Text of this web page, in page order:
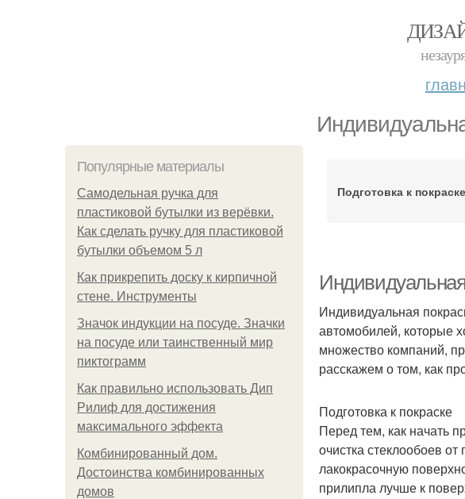
Популярные материалы
Самодельная ручка для
пластиковой бутылки из верёвки.
Как сделать ручку для пластиковой
бутылки объемом 5 л
Как прикрепить доску к кирпичной
стене. Инструменты
Значок индукции на посуде. Значки
на посуде или таинственный мир
пиктограмм
Как правильно использовать Дип
Рилиф для достижения
максимального эффекта
Комбинированный дом.
Достоинства комбинированных
домов
Подготовка к покраске
Индивидуальная
Индивидуальная
автомобилей, которые
множество компаний,
расскажем о том, как
Подготовка к покраске
Перед тем, как начать
очистка стеклообоев
лакокрасочную
прилипла лучше к